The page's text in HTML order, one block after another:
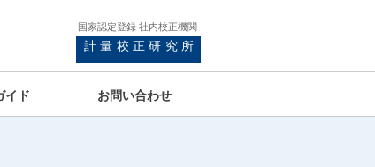
国家認定登録 社内校正機関
計量校正研究所
イド お問い合わせ